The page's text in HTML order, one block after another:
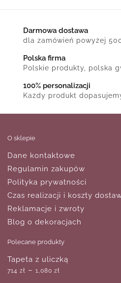
Darmowa dostawa
dla zamówień powyżej
Polska firma
Polskie produkty, polska
100% personalizacji
Każdy produkt
O sklepie
Dane kontaktowe
Regulamin zakupów
Polityka prywatności
Czas realizacji i koszty
Reklamacje i zwroty
Blog o dekoracjach
Polecane produkty
Tapeta z uliczką
714 zł – 1,080 zł